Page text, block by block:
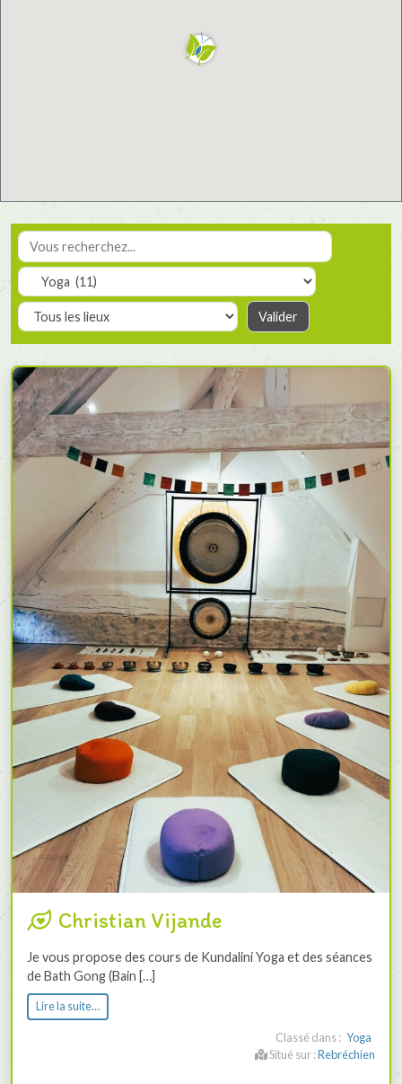
Christian Vijande
Je vous propose des cours de Kundalini Yoga et des séances
de Bath Gong (Bain […]
Lire la suite…
Classé dans : Yoga
Situé sur :Rebréchien